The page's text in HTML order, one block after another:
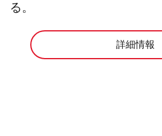
る。
詳細情報